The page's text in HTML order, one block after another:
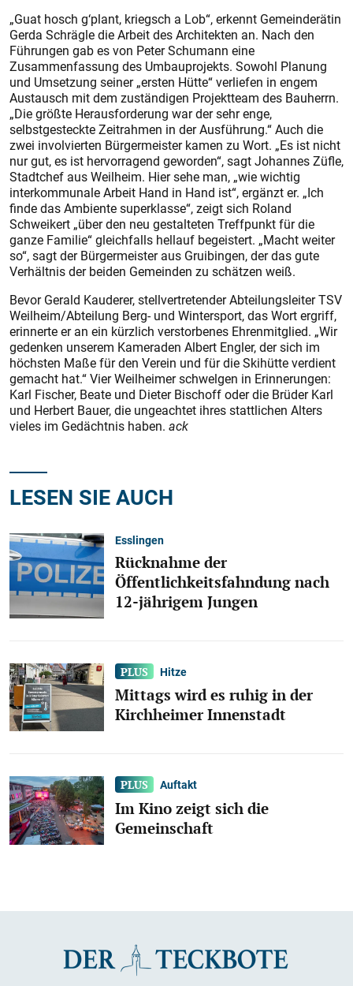
„Guat hosch g‘plant, kriegsch a Lob“, erkennt Gemeinderätin
Gerda Schrägle die Arbeit des Architekten an. Nach den
Führungen gab es von Peter Schumann eine
Zusammenfassung des Umbauprojekts. Sowohl Planung
und Umsetzung seiner „ersten Hütte“ verliefen in engem
Austausch mit dem zuständigen Projektteam des Bauherrn.
„Die größte Herausforderung war der sehr enge,
selbstgesteckte Zeitrahmen in der Ausführung.“ Auch die
zwei involvierten Bürgermeister kamen zu Wort. „Es ist nicht
nur gut, es ist hervorragend geworden“, sagt Johannes Züfle,
Stadtchef aus Weilheim. Hier sehe man, „wie wichtig
interkommunale Arbeit Hand in Hand ist“, ergänzt er. „Ich
finde das Ambiente superklasse“, zeigt sich Roland
Schweikert „über den neu gestalteten Treffpunkt für die
ganze Familie“ gleichfalls hellauf begeistert. „Macht weiter
so“, sagt der Bürgermeister aus Gruibingen, der das gute
Verhältnis der beiden Gemeinden zu schätzen weiß.
Bevor Gerald Kauderer, stellvertretender Abteilungsleiter TSV
Weilheim/Abteilung Berg- und Wintersport, das Wort ergriff,
erinnerte er an ein kürzlich verstorbenes Ehrenmitglied. „Wir
gedenken unserem Kameraden Albert Engler, der sich im
höchsten Maße für den Verein und für die Skihütte verdient
gemacht hat.“ Vier Weilheimer schwelgen in Erinnerungen:
Karl Fischer, Beate und Dieter Bischoff oder die Brüder Karl
und Herbert Bauer, die ungeachtet ihres stattlichen Alters
vieles im Gedächtnis haben. ack
LESEN SIE AUCH
Esslingen
Rücknahme der
Öffentlichkeitsfahndung nach
12-jährigem Jungen
Hitze
Mittags wird es ruhig in der
Kirchheimer Innenstadt
Auftakt
Im Kino zeigt sich die
Gemeinschaft